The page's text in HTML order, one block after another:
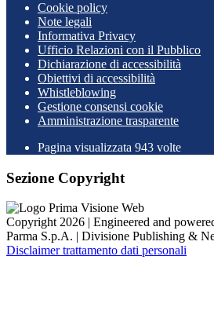
Cookie policy
Note legali
Informativa Privacy
Ufficio Relazioni con il Pubblico
Dichiarazione di accessibilità
Obiettivi di accessibilità
Whistleblowing
Gestione consensi cookie
Amministrazione trasparente
Pagina visualizzata 943 volte
Sezione Copyright
Copyright 2026 | Engineered and
Parma S.p.A. | Divisione Publishing &
Disclaimer trattamento dati personali